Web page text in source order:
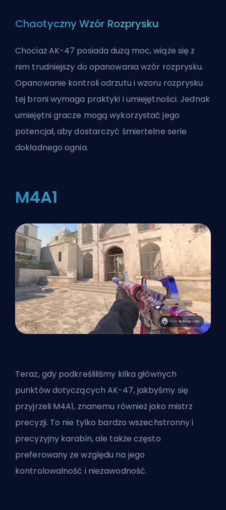
Chaotyczny Wzór Rozprysku
Chociaż AK-47 posiada dużą moc, wiąże się z
nim trudniejszy do opanowania wzór rozprysku.
Opanowanie kontroli odrzutu i wzoru rozprysku
tej broni wymaga praktyki i umiejętności. Jednak
umiejętni gracze mogą wykorzystać jego
potencjał, aby dostarczyć śmiertelne serie
dokładnego ognia.
M4A1
Teraz, gdy podkreśliliśmy kilka głównych
punktów dotyczących AK-47, jakbyśmy się
przyjrzeli M4A1, znanemu również jako mistrz
precyzji. To nie tylko bardzo wszechstronny i
precyzyjny karabin, ale także często
preferowany ze względu na jego
kontrolowalność i niezawodność.